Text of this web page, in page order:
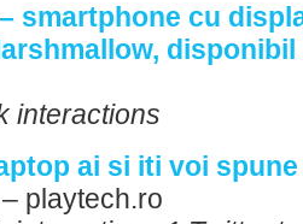
smartphone cu
disponibil
interactions
ai si iti voi
– playtech.ro